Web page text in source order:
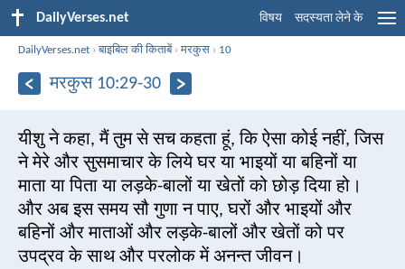
DailyVerses.net विषय सदस्यता लेने के
DailyVerses.net ›बाइबिल की किताबें›मरकुस › 10
मरकुस 10:29-30
यीशु ने कहा, मैं तुम से सच कहता हूं, कि ऐसा कोई नहीं, जिस
ने मेरे और सुसमाचार के लिये घर या भाइयों या बहिनों या
माता या पिता या लड़के-बालों या खेतों को छोड़ दिया हो।
और अब इस समय सौ गुणा न पाए, घरों और भाइयों और
बहिनों और माताओं और लड़के-बालों और खेतों को पर
उपद्रव के साथ और परलोक में अनन्त जीवन।